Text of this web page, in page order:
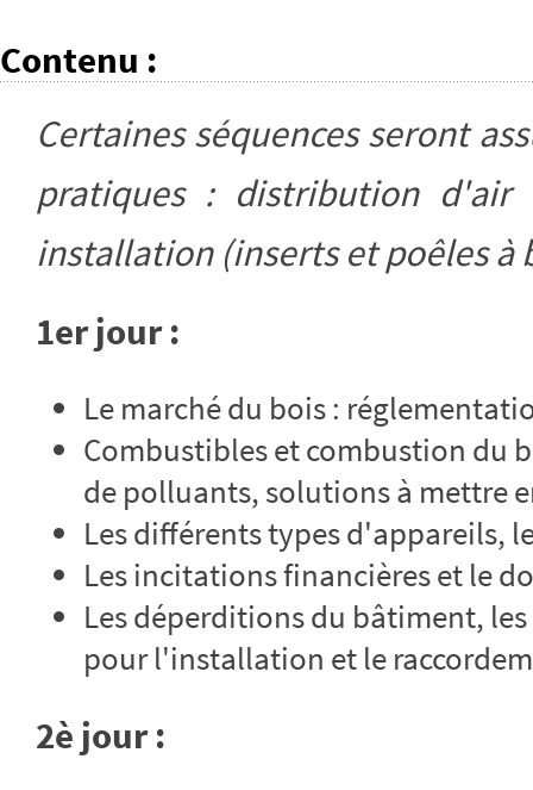
Contenu :
Certaines séquences seront
pratiques : distribution d'air
installation (inserts et poêles à
1er jour :
Le marché du bois :
Combustibles et combustion du
de polluants, solutions à mettre
Les différents types d'appareils,
Les incitations financières et le
Les déperditions du bâtiment,
pour l'installation et le
2è jour :